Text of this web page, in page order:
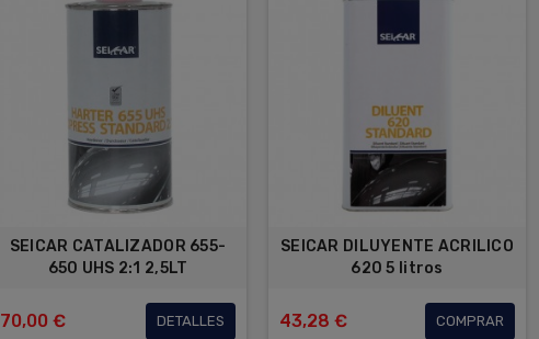
SEICAR CATALIZADOR 655-
650 UHS 2:1 2,5LT
70,00 € DETALLES
SEICAR DILUYENTE ACRILICO
620 5 litros
43,28 € COMPRAR